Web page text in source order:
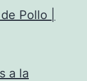
Pollo |
a la